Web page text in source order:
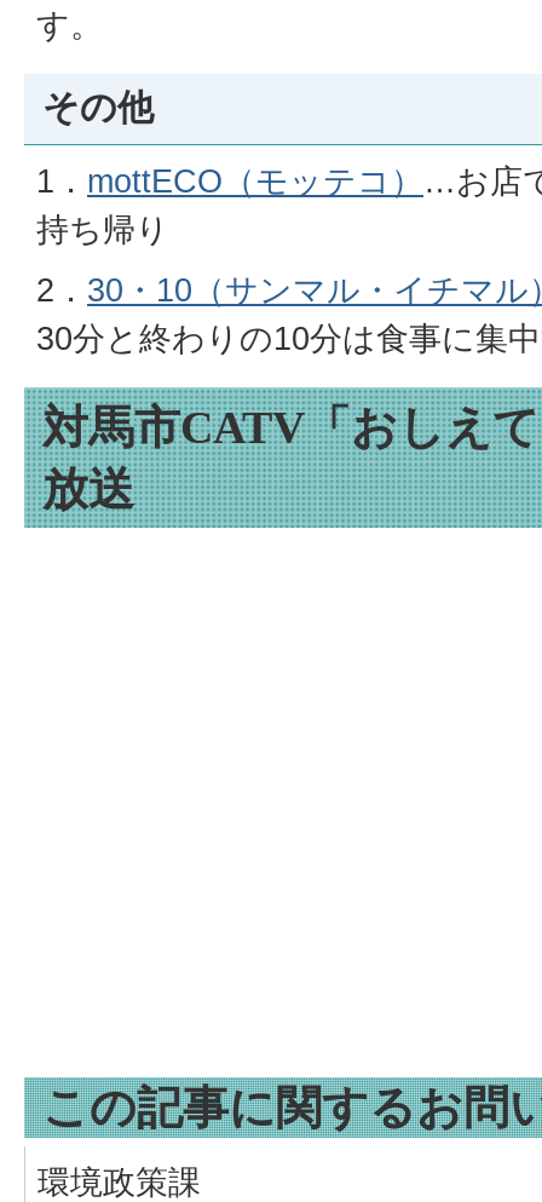
す。
その他
1． mottECO（モッテコ） …お店
持ち帰り
2． 30・10（サンマル・イチマル
30分と終わりの10分は食事に集
対馬市CATV「おしえ
放送
この記事に関するお問
環境政策課